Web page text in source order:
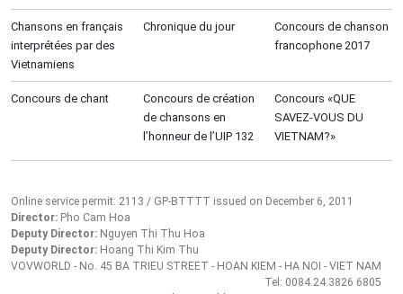
Chansons en français
interprétées par des
Vietnamiens
Chronique du jour
Concours de chanson
francophone 2017
Concours de chant
Concours de création
de chansons en
l’honneur de l’UIP 132
Concours «QUE
SAVEZ-VOUS DU
VIETNAM?»
Online service permit: 2113 / GP-BTTTT issued on December 6, 2011
Director: Pho Cam Hoa
Deputy Director: Nguyen Thi Thu Hoa
Deputy Director: Hoang Thi Kim Thu
VOVWORLD - No. 45 BA TRIEU STREET - HOAN KIEM - HA NOI - VIET NAM
Tel: 0084.24.3826 6805